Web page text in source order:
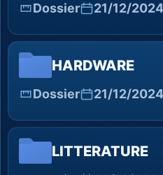
Dossier 21/12/
HARDWARE
Dossier 21/12/
LITTERATURE